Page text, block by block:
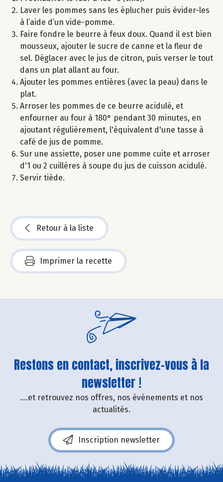
Laver les pommes sans les éplucher puis évider-les
à l’aide d’un vide-pomme.
Faire fondre le beurre à feux doux. Quand il est bien
mousseux, ajouter le sucre de canne et la fleur de
sel. Déglacer avec le jus de citron, puis verser le tout
dans un plat allant au four.
Ajouter les pommes entières (avec la peau) dans le
plat.
Arroser les pommes de ce beurre acidulé, et
enfourner au four à 180° pendant 30 minutes, en
ajoutant régulièrement, l'équivalent d'une tasse à
café de jus de pomme.
Sur une assiette, poser une pomme cuite et arroser
d'1 ou 2 cuillères à soupe du jus de cuisson acidulé.
Servir tiède.
Retour à la liste
Imprimer la recette
Restons en contact, inscrivez-vous à la
newsletter !
....et retrouvez nos offres, nos événements et nos
actualités.
Inscription newsletter